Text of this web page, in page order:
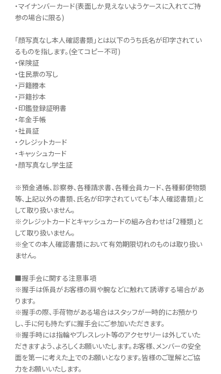
・マイナンバーカード(表面しか見えないようケースに入れてご持
参の場合に限る)
「顔写真なし本人確認書類」とは以下のうち氏名が印字されてい
るものを指します。(全てコピー不可)
・保険証
・住民票の写し
・戸籍謄本
・戸籍抄本
・印鑑登録証明書
・年金手帳
・社員証
・クレジットカード
・キャッシュカード
・顔写真なし学生証
※預金通帳、診察券、各種請求書、各種会員カード、各種郵便物類
等、上記以外の書類、氏名が印字されていても「本人確認書類」と
して取り扱いません。
※クレジットカードとキャッシュカードの組み合わせは「2種類」と
して取り扱いません。
※全ての本人確認書類において有効期限切れのものは取り扱い
ません。
■握手会に関する注意事項
※握手は係員がお客様の肩や腕などに触れて誘導する場合があ
ります。
※握手の際、手荷物がある場合はスタッフが一時的にお預かり
し、手に何も持たずに握手会にご参加いただきます。
※握手時には指輪やブレスレット等のアクセサリーは外していた
だきますよう、よろしくお願いいたします。お客様、メンバーの安全
面を第一に考えた上でのお願いとなります。皆様のご理解とご協
力をお願いいたします。